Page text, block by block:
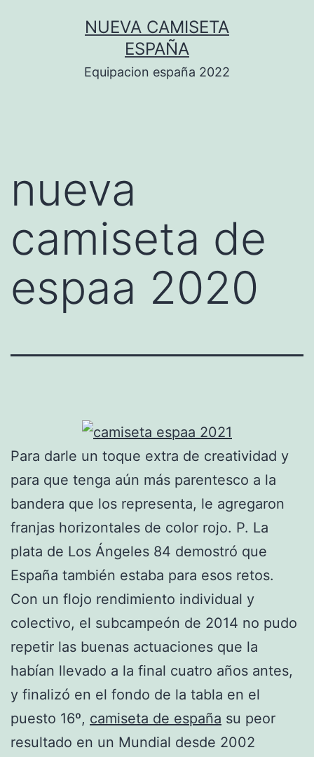
NUEVA CAMISETA
ESPAÑA
Equipacion españa 2022
nueva
camiseta de
espaa 2020
Para darle un toque extra de creatividad y
para que tenga aún más parentesco a la
bandera que los representa, le agregaron
franjas horizontales de color rojo. P. La
plata de Los Ángeles 84 demostró que
España también estaba para esos retos.
Con un flojo rendimiento individual y
colectivo, el subcampeón de 2014 no pudo
repetir las buenas actuaciones que la
habían llevado a la final cuatro años antes,
y finalizó en el fondo de la tabla en el
puesto 16º, camiseta de españa su peor
resultado en un Mundial desde 2002